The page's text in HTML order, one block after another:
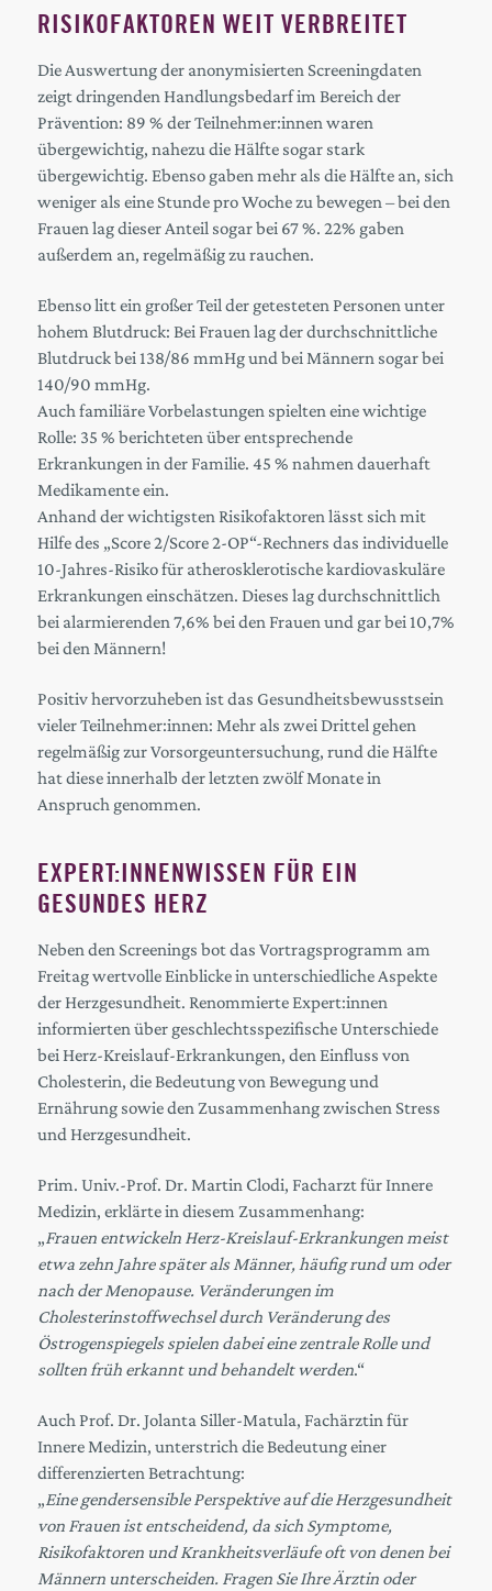
RISIKOFAKTOREN WEIT VERBREITET
Die Auswertung der anonymisierten Screeningdaten
zeigt dringenden Handlungsbedarf im Bereich der
Prävention: 89 % der Teilnehmer:innen waren
übergewichtig, nahezu die Hälfte sogar stark
übergewichtig. Ebenso gaben mehr als die Hälfte an, sich
weniger als eine Stunde pro Woche zu bewegen – bei den
Frauen lag dieser Anteil sogar bei 67 %. 22% gaben
außerdem an, regelmäßig zu rauchen.
Ebenso litt ein großer Teil der getesteten Personen unter
hohem Blutdruck: Bei Frauen lag der durchschnittliche
Blutdruck bei 138/86 mmHg und bei Männern sogar bei
140/90 mmHg.
Auch familiäre Vorbelastungen spielten eine wichtige
Rolle: 35 % berichteten über entsprechende
Erkrankungen in der Familie. 45 % nahmen dauerhaft
Medikamente ein.
Anhand der wichtigsten Risikofaktoren lässt sich mit
Hilfe des „Score 2/Score 2-OP“-Rechners das individuelle
10-Jahres-Risiko für atherosklerotische kardiovaskuläre
Erkrankungen einschätzen. Dieses lag durchschnittlich
bei alarmierenden 7,6% bei den Frauen und gar bei 10,7%
bei den Männern!
Positiv hervorzuheben ist das Gesundheitsbewusstsein
vieler Teilnehmer:innen: Mehr als zwei Drittel gehen
regelmäßig zur Vorsorgeuntersuchung, rund die Hälfte
hat diese innerhalb der letzten zwölf Monate in
Anspruch genommen.
EXPERT:INNENWISSEN FÜR EIN
GESUNDES HERZ
Neben den Screenings bot das Vortragsprogramm am
Freitag wertvolle Einblicke in unterschiedliche Aspekte
der Herzgesundheit. Renommierte Expert:innen
informierten über geschlechtsspezifische Unterschiede
bei Herz-Kreislauf-Erkrankungen, den Einfluss von
Cholesterin, die Bedeutung von Bewegung und
Ernährung sowie den Zusammenhang zwischen Stress
und Herzgesundheit.
Prim. Univ.-Prof. Dr. Martin Clodi, Facharzt für Innere
Medizin, erklärte in diesem Zusammenhang:
„Frauen entwickeln Herz-Kreislauf-Erkrankungen meist
etwa zehn Jahre später als Männer, häufig rund um oder
nach der Menopause. Veränderungen im
Cholesterinstoffwechsel durch Veränderung des
Östrogenspiegels spielen dabei eine zentrale Rolle und
sollten früh erkannt und behandelt werden.“
Auch Prof. Dr. Jolanta Siller-Matula, Fachärztin für
Innere Medizin, unterstrich die Bedeutung einer
differenzierten Betrachtung:
„Eine gendersensible Perspektive auf die Herzgesundheit
von Frauen ist entscheidend, da sich Symptome,
Risikofaktoren und Krankheitsverläufe oft von denen bei
Männern unterscheiden. Fragen Sie Ihre Ärztin oder